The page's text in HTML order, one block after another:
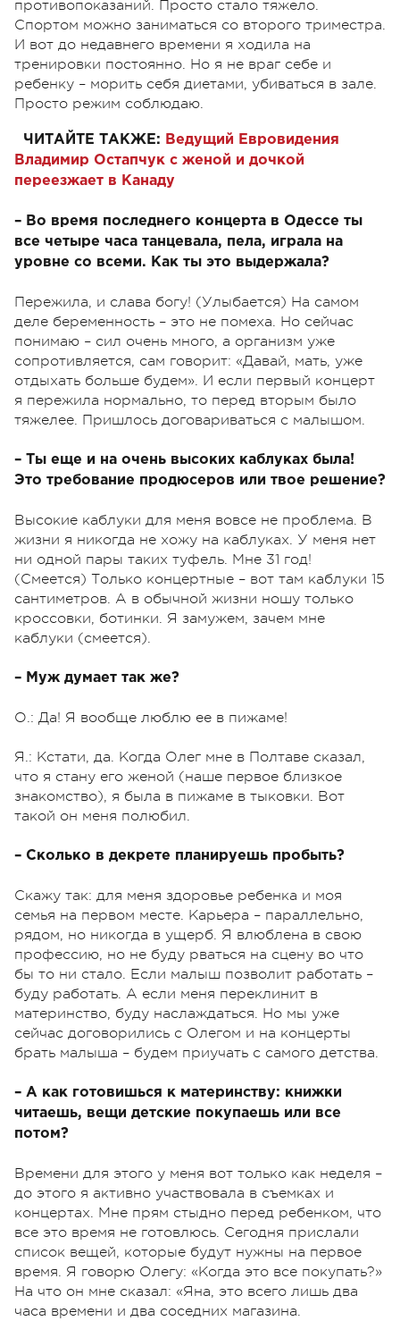
противопоказаний. Просто стало тяжело.
Спортом можно заниматься со второго триместра.
И вот до недавнего времени я ходила на
тренировки постоянно. Но я не враг себе и
ребенку – морить себя диетами, убиваться в зале.
Просто режим соблюдаю.
ЧИТАЙТЕ ТАКЖЕ: Ведущий Евровидения
Владимир Остапчук с женой и дочкой
переезжает в Канаду
– Во время последнего концерта в Одессе ты
все четыре часа танцевала, пела, играла на
уровне со всеми. Как ты это выдержала?
Пережила, и слава богу! (Улыбается) На самом
деле беременность – это не помеха. Но сейчас
понимаю – сил очень много, а организм уже
сопротивляется, сам говорит: «Давай, мать, уже
отдыхать больше будем». И если первый концерт
я пережила нормально, то перед вторым было
тяжелее. Пришлось договариваться с малышом.
– Ты еще и на очень высоких каблуках была!
Это требование продюсеров или твое решение?
Высокие каблуки для меня вовсе не проблема. В
жизни я никогда не хожу на каблуках. У меня нет
ни одной пары таких туфель. Мне 31 год!
(Смеется) Только концертные – вот там каблуки 15
сантиметров. А в обычной жизни ношу только
кроссовки, ботинки. Я замужем, зачем мне
каблуки (смеется).
– Муж думает так же?
О.: Да! Я вообще люблю ее в пижаме!
Я.: Кстати, да. Когда Олег мне в Полтаве сказал,
что я стану его женой (наше первое близкое
знакомство), я была в пижаме в тыковки. Вот
такой он меня полюбил.
– Сколько в декрете планируешь пробыть?
Скажу так: для меня здоровье ребенка и моя
семья на первом месте. Карьера – параллельно,
рядом, но никогда в ущерб. Я влюблена в свою
профессию, но не буду рваться на сцену во что
бы то ни стало. Если малыш позволит работать –
буду работать. А если меня переклинит в
материнство, буду наслаждаться. Но мы уже
сейчас договорились с Олегом и на концерты
брать малыша – будем приучать с самого детства.
– А как готовишься к материнству: книжки
читаешь, вещи детские покупаешь или все
потом?
Времени для этого у меня вот только как неделя –
до этого я активно участвовала в съемках и
концертах. Мне прям стыдно перед ребенком, что
все это время не готовлюсь. Сегодня прислали
список вещей, которые будут нужны на первое
время. Я говорю Олегу: «Когда это все покупать?»
На что он мне сказал: «Яна, это всего лишь два
часа времени и два соседних магазина.